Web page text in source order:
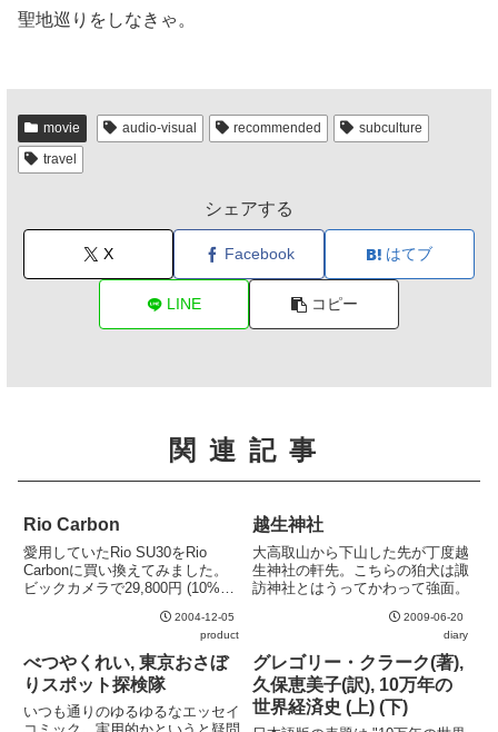
聖地巡りをしなきゃ。
movie audio-visual recommended
subculture
travel
シェアする
X Facebook はてブ
LINE コピー
関連記事
Rio Carbon
愛用していたRio SU30をRio
Carbonに買い換えてみました。
ビックカメラで29,800円 (10%ポ
の評判をみるとイヤホンの出来が
あまり芳しくないようで、また
Rio Carbonと同時に購入すると...
2004-12-05
product
越生神社
大高取山から下山した先が丁度越
生神社の軒先。こちらの狛犬は諏
訪神社とはうってかわって強面。
2009-06-20
diary
べつやくれい, 東京おさぼ
りスポット探検隊
いつも通りのゆるゆるなエッセイ
グレゴリー・クラーク(著),
久保恵美子(訳), 10万年の
世界経済史 (上) (下)